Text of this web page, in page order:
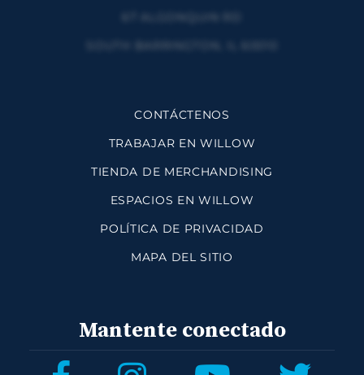
CONTÁCTENOS
TRABAJAR EN WILLOW
TIENDA DE MERCHANDISING
ESPACIOS EN WILLOW
POLÍTICA DE PRIVACIDAD
MAPA DEL SITIO
Mantente conectado